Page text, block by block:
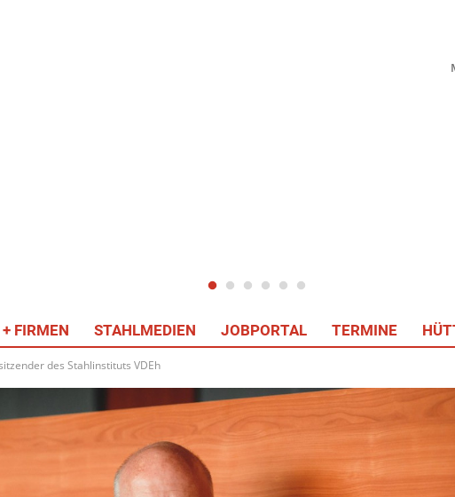
FIRMEN STAHLMEDIEN JOBPORTAL TERMINE
des Stahlinstituts VDEh